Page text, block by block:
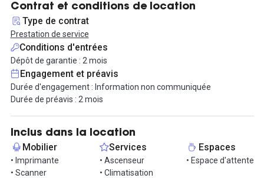
- la mise à disposition du local,
- le mobilier,
- l'accès internet par wifi,
- la domiciliation.
Contrat et conditions de location
Type de contrat
Prestation de service
Conditions d'entrées
Dépôt de garantie : 2 mois
Engagement et préavis
Durée d'engagement : Information non communiquée
Durée de préavis : 2 mois
Inclus dans la location
Mobilier
• Imprimante
• Scanner
Services
• Ascenseur
• Climatisation
Espaces
• Espace d'attente